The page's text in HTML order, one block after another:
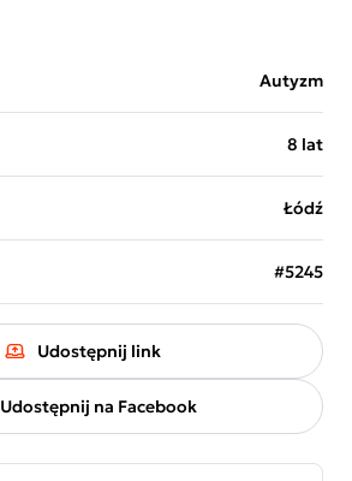
Autyzm
8 lat
Łódź
#5245
Udostępnij link
Udostępnij na Facebook